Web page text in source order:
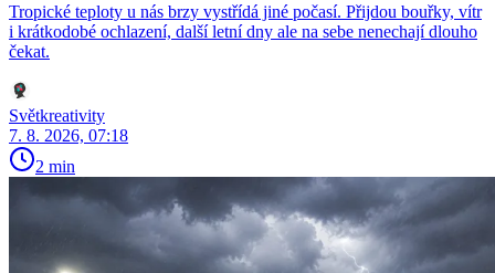
Tropické teploty u nás brzy vystřídá jiné počasí. Přijdou bouřky, vítr
i krátkodobé ochlazení, další letní dny ale na sebe nenechají dlouho
čekat.
Světkreativity
7. 8. 2026, 07:18
2 min